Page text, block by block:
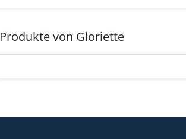
Produkte von Gloriette